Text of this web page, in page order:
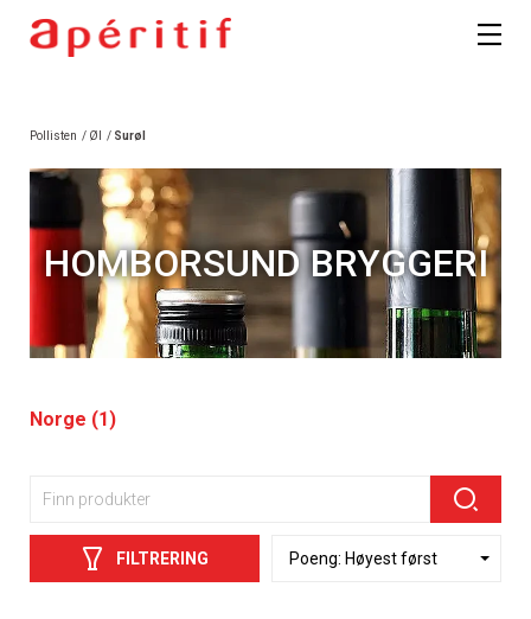
Pollisten / Øl / Surøl
HOMBORSUND BRYGGERI
Norge (1)
FILTRERING